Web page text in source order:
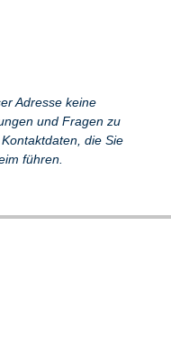
Adresse keine
und Fragen zu
die Sie
führen.